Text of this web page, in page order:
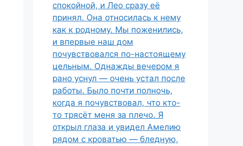
спокойной, и Лео сразу её
принял. Она относилась к нему
как к родному. Мы поженились,
и впервые наш дом
почувствовался по-настоящему
цельным. Однажды вечером я
рано уснул — очень устал после
работы. Было почти полночь,
когда я почувствовал, что кто-
то трясёт меня за плечо. Я
открыл глаза и увидел Амелию
рядом с кроватью — бледную,